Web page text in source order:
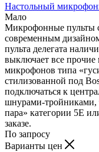
Настольный
Мало
Микрофонные пульты
современным
пульта делегата
выключает все
микрофонов типа
стилизованной под
подключаться к
шнурами-тройниками,
пара» категории 5Е
заказе.
По запросу
Варианты цен